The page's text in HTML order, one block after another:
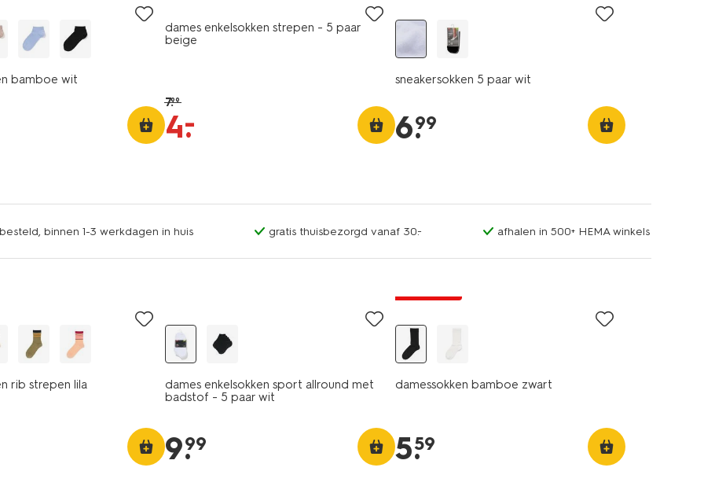
bamboe wit
dames enkelsokken strepen - 5 paar
beige
7.99
4.
–
sneakersokken 5 paar wit
6.
99
binnen 1-3 werkdagen in huis gratis thuisbezorgd vanaf 30.- afhalen in 500+ HEMA winkels
rib strepen lila
dames enkelsokken sport allround met
badstof - 5 paar wit
9.
99
damessokken bamboe zwart
5.
59